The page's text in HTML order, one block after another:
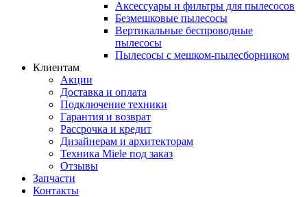
Аксессуары и фильтры для пылесосов
Безмешковые пылесосы
Вертикальные беспроводные
пылесосы
Пылесосы с мешком-пылесборником
Клиентам
Акции
Доставка и оплата
Подключение техники
Гарантия и возврат
Рассрочка и кредит
Дизайнерам и архитекторам
Техника Miele под заказ
Отзывы
Запчасти
Контакты